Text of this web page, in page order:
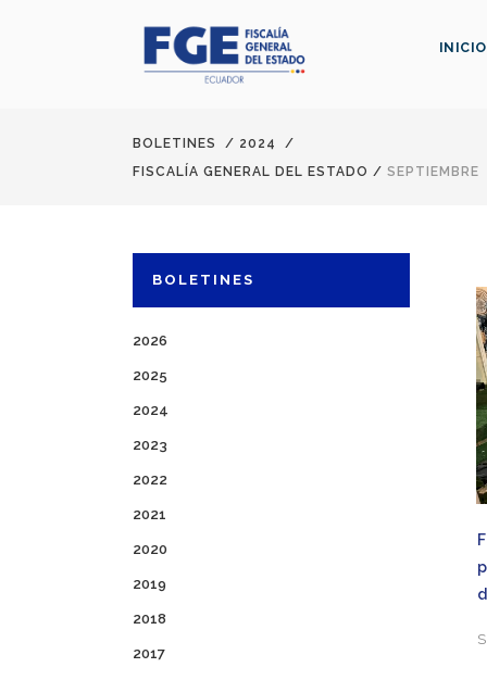
INICIO
BOLETINES / 2024
/
FISCALÍA GENERAL DEL ESTADO / SEPTIEMBRE
BOLETINES
2026
2025
2024
2023
2022
2021
2020
2019
2018
2017